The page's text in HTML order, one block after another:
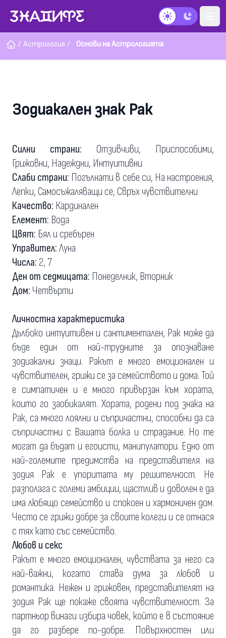
Тъмен режим
/ Астрология / Основи на Астрологията
Зодиакален знак Рак
Силни страни: Отзивчиви, Приспособими,
Грижовни, Надеждни, Интуитивни
Слаби страни: Погълнати в себе си, На настроения,
Лепки, Самосъжаляващи се, Свръх чувствителни
Качество: Кардинален
Елемент: Вода
Цвят: Бял и сребърен
Управител:Луна
Числа: 2, 7
Ден от седмицата: Понеделник, Вторник
Дом: Четвърти
Личностна характеристика
Дълбоко интуитивен и сантиментален, Рак може да
бъде един от най-трудните за опознаване
зодиакални знаци. Ракът е много емоционален и
чувствителен, грижи се за семейството и дома. Той
е симпатичен и е много привързан към хората,
които го заобикалят. Хората, родени под знака на
Рак, са много лоялни и съпричастни, способни да са
съпричастни с Вашата болка и страдание. Но те
могат да бъдат и егоисти, манипулатори. Едно от
най-големите предимства на представителя на
зодия Рак е упоритата му решителност. Не
разполага с големи амбиции, щастлив и доволен е да
има любящо семейство и спокоен и хармоничен дом.
Често се грижи добре за своите колеги и се отнася
с тях като със семейство.
Любов и секс
Ракът е много емоционален, чувствата за него са
най-важни, когато става дума за любов и
романтика. Нежен и грижовен, представителят на
зодия Рак ще покаже своята чувствителност. За
партньор винаги избира човек, който е в състояние
да го разбере по-добре. Повърхностен или